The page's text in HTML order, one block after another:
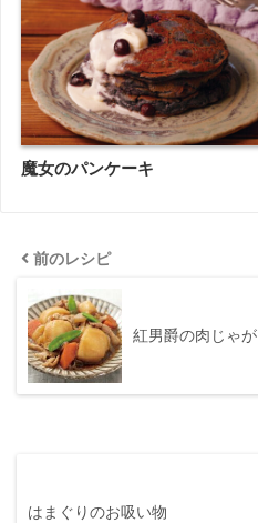
魔女のパンケーキ
前のレシピ
紅男爵の肉じゃが
はまぐりのお吸い物